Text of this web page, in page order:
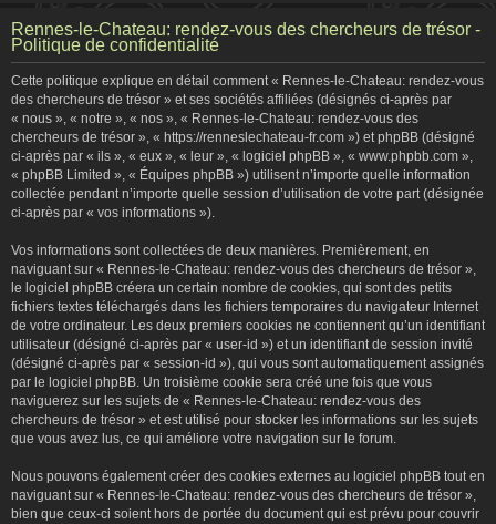
Rennes-le-Chateau: rendez-vous des chercheurs de trésor -
Politique de confidentialité
Cette politique explique en détail comment « Rennes-le-Chateau: rendez-vous
des chercheurs de trésor » et ses sociétés affiliées (désignés ci-après par
« nous », « notre », « nos », « Rennes-le-Chateau: rendez-vous des
chercheurs de trésor », « https://renneslechateau-fr.com ») et phpBB (désigné
ci-après par « ils », « eux », « leur », « logiciel phpBB », « www.phpbb.com »,
« phpBB Limited », « Équipes phpBB ») utilisent n’importe quelle information
collectée pendant n’importe quelle session d’utilisation de votre part (désignée
ci-après par « vos informations »).
Vos informations sont collectées de deux manières. Premièrement, en
naviguant sur « Rennes-le-Chateau: rendez-vous des chercheurs de trésor »,
le logiciel phpBB créera un certain nombre de cookies, qui sont des petits
fichiers textes téléchargés dans les fichiers temporaires du navigateur Internet
de votre ordinateur. Les deux premiers cookies ne contiennent qu’un identifiant
utilisateur (désigné ci-après par « user-id ») et un identifiant de session invité
(désigné ci-après par « session-id »), qui vous sont automatiquement assignés
par le logiciel phpBB. Un troisième cookie sera créé une fois que vous
naviguerez sur les sujets de « Rennes-le-Chateau: rendez-vous des
chercheurs de trésor » et est utilisé pour stocker les informations sur les sujets
que vous avez lus, ce qui améliore votre navigation sur le forum.
Nous pouvons également créer des cookies externes au logiciel phpBB tout en
naviguant sur « Rennes-le-Chateau: rendez-vous des chercheurs de trésor »,
bien que ceux-ci soient hors de portée du document qui est prévu pour couvrir